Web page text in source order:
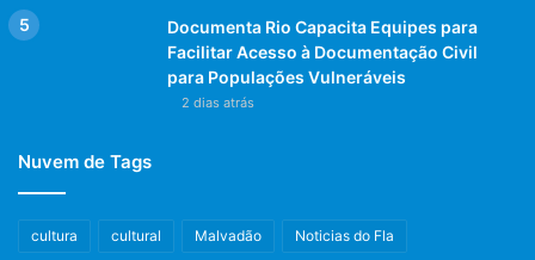
Documenta Rio Capacita Equipes para
Facilitar Acesso à Documentação Civil
para Populações Vulneráveis
2 dias atrás
Nuvem de Tags
cultura cultural Malvadão Noticias do Fla